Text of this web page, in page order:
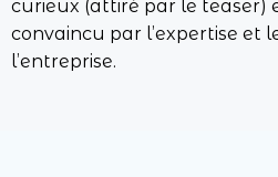
curieux (attiré par le teaser)
convaincu par l’expertise et
l’entreprise.